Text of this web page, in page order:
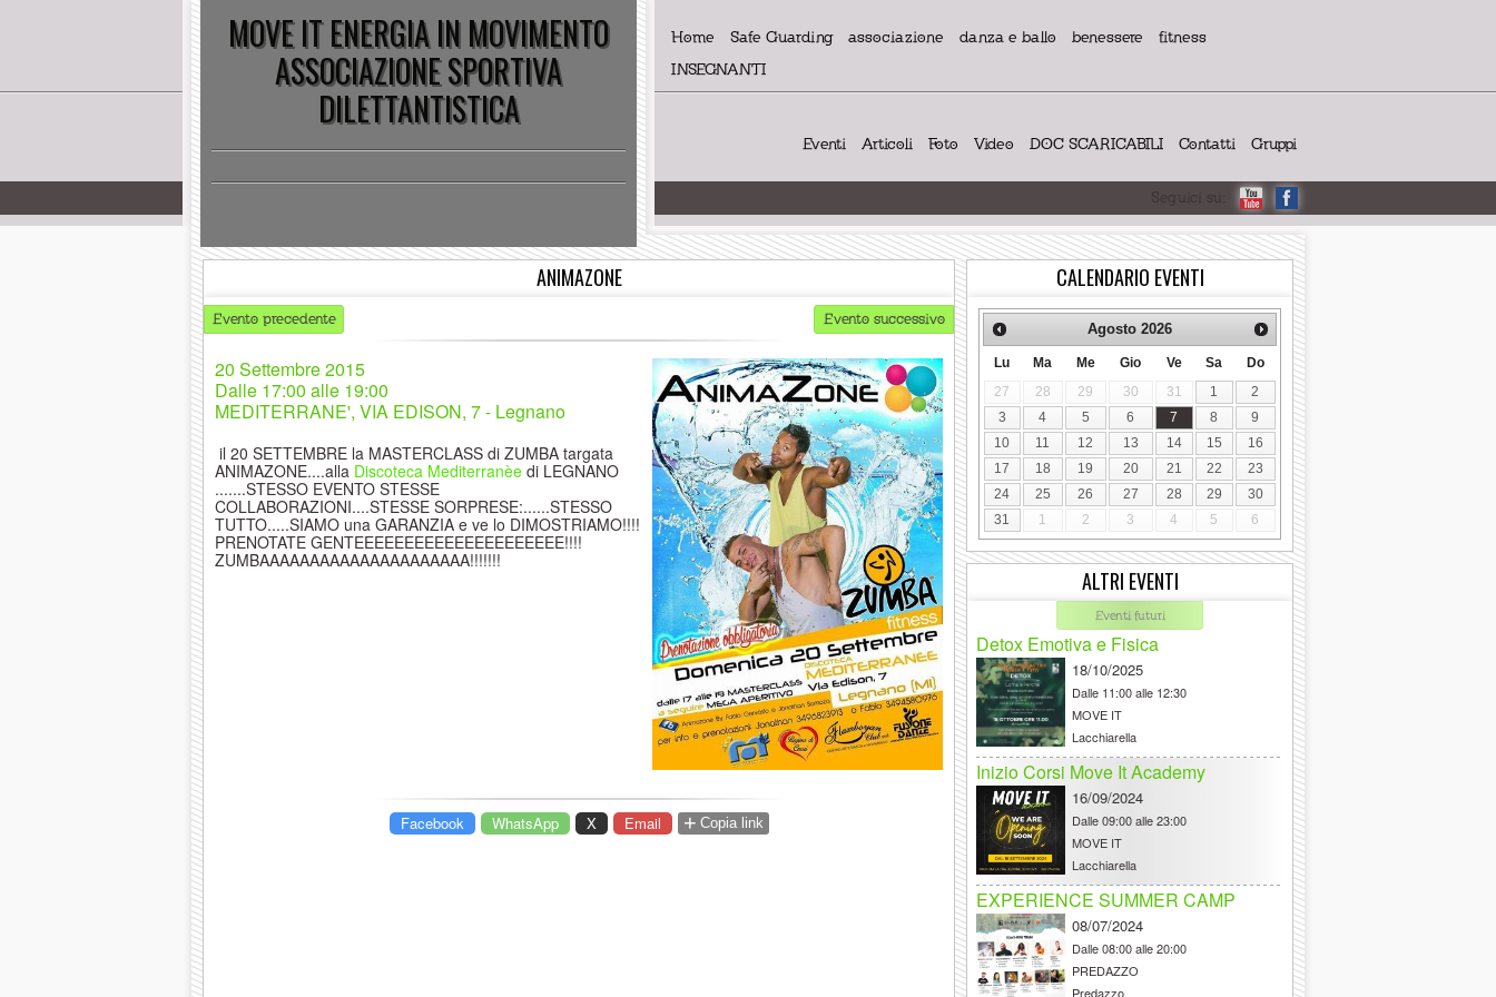
MOVE IT ENERGIA IN MOVIMENTO
ASSOCIAZIONE SPORTIVA
DILETTANTISTICA
Home Safe Guarding associazione danza e ballo benessere
fitness
INSEGNANTI
Eventi Articoli Foto Video DOC SCARICABILI Contatti Gruppi
CALENDARIO EVENTI
Agosto 2026
Lu Ma Me Gio Ve Sa
Do
27
28 29 30 31 1
2
3
4 5 6 7 8
9
10
11 12 13 14 15
16
17
18 19 20 21 22
23
24
25 26 27 28 29
30
31
1 2 3 4 5 6
ALTRI EVENTI
Detox Emotiva e Fisica
18/10/2025
Dalle11:00 alle 12:30
MOVE IT
Lacchiarella
Inizio Corsi Move It Academy
16/09/2024
Dalle09:00 alle 23:00
MOVE IT
Lacchiarella
EXPERIENCE SUMMER CAMP
08/07/2024
Dalle08:00 alle 20:00
PREDAZZO
Predazzo
Eventi futuri
ANIMAZONE
Evento precedente Evento successivo
20 Settembre 2015
Dalle 17:00 alle 19:00
MEDITERRANE', VIA EDISON, 7 - Legnano
il 20 SETTEMBRE la MASTERCLASS di ZUMBA targata
ANIMAZONE....alla Discoteca Mediterranèe di LEGNANO
.......STESSO EVENTO STESSE
COLLABORAZIONI....STESSE SORPRESE:......STESSO
TUTTO.....SIAMO una GARANZIA e ve lo DIMOSTRIAMO!!!!
PRENOTATE GENTEEEEEEEEEEEEEEEEEEEEE!!!!
ZUMBAAAAAAAAAAAAAAAAAAAAA!!!!!!!
Facebook WhatsApp X Email + Copia link